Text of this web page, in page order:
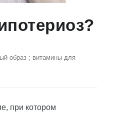
образ ; витамины для
при котором